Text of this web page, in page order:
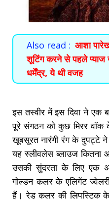
Also read : आशा
शूटिंग करने से पहले
धर्मेंद्र, ये थी वजह
इस तस्वीर में इस दिवा ने एक
पूरे संगठन को कुछ मिरर वॉक
खूबसूरत नारंगी रंग के दुपट्टे ने
यह स्लीवलेस ब्लाउज
उसकी सुंदरता के लिए एक
गोल्डन कलर के एलिगेंट
हैं। रेड कलर की लिपस्टिक